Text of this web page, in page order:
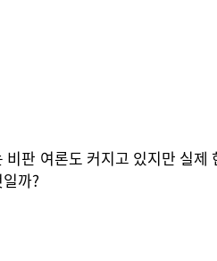
판 여론도 커지고 있지만 실
일까?